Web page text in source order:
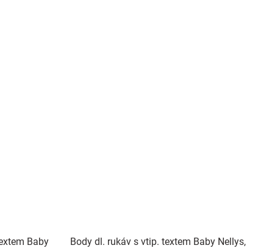
Baby
Body dl. rukáv s vtip. textem Baby Nellys,